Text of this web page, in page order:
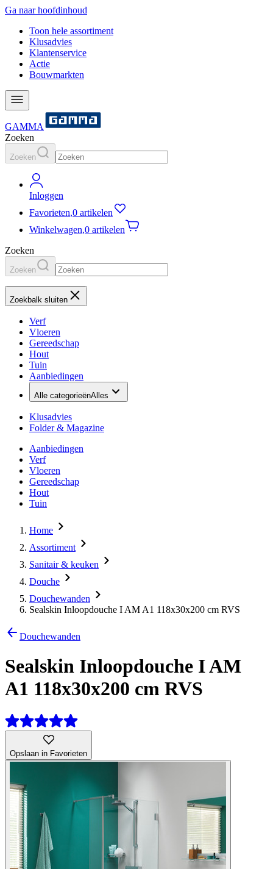
Ga naar hoofdinhoud
Toon hele assortiment
Klusadvies
Klantenservice
Actie
Bouwmarkten
GAMMA
Zoeken
Zoeken
Inloggen
Favorieten,0 artikelen
Winkelwagen,0 artikelen
Zoeken
Zoeken
Zoekbalk sluiten
Verf
Vloeren
Gereedschap
Hout
Tuin
Aanbiedingen
Alle categorieënAlles
Klusadvies
Folder & Magazine
Aanbiedingen
Verf
Vloeren
Gereedschap
Hout
Tuin
Home
Assortiment
Sanitair & keuken
Douche
Douchewanden
Sealskin Inloopdouche I AM A1 118x30x200 cm RVS
Douchewanden
Sealskin Inloopdouche I AM
A1 118x30x200 cm RVS
Opslaan in Favorieten